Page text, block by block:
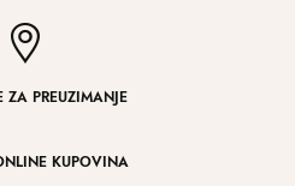
ZA PREUZIMANJE
KUPOVINA